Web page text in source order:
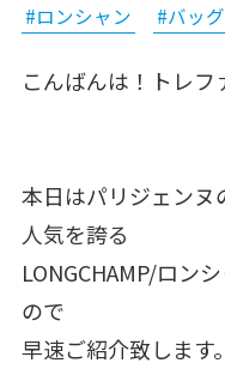
#ロンシャン #バッグ
こんばんは！トレフ
本日はパリジェンヌ
人気を誇る
LONGCHAMP/ロン
ので
早速ご紹介致します。